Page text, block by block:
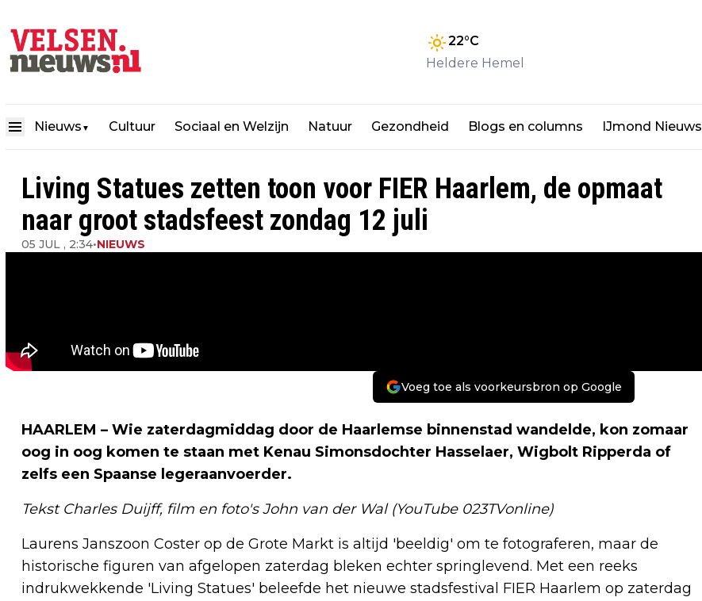
22°C
Heldere Hemel
Nieuws ▼ Cultuur Sociaal en Welzijn Natuur Gezondheid Blogs en columns IJmond Nieuws
Living Statues zetten toon voor FIER Haarlem, de opmaat
naar groot stadsfeest zondag 12 juli
05 JUL , 2:34•NIEUWS
Voeg toe als voorkeursbron op Google
HAARLEM – Wie zaterdagmiddag door de Haarlemse binnenstad wandelde, kon zomaar
oog in oog komen te staan met Kenau Simonsdochter Hasselaer, Wigbolt Ripperda of
zelfs een Spaanse legeraanvoerder.
Tekst Charles Duijff, film en foto's John van der Wal (YouTube 023TVonline)
Laurens Janszoon Coster op de Grote Markt is altijd 'beeldig' om te fotograferen, maar de
historische figuren van afgelopen zaterdag bleken echter springlevend. Met een reeks
indrukwekkende 'Living Statues' beleefde het nieuwe stadsfestival FIER Haarlem op zaterdag